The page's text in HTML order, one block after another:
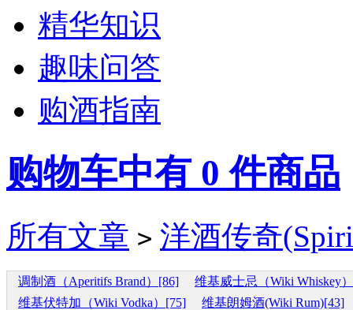
精华知识
趣味问答
购酒指南
购物车中有 0 件商品
所有文章 > 洋酒传奇
调制酒（Aperitifs Brand）[86]
维基威士忌（Wiki Whiskey
维基伏特加（Wiki Vodka）[75]
维基朗姆酒(Wiki Rum)[43]